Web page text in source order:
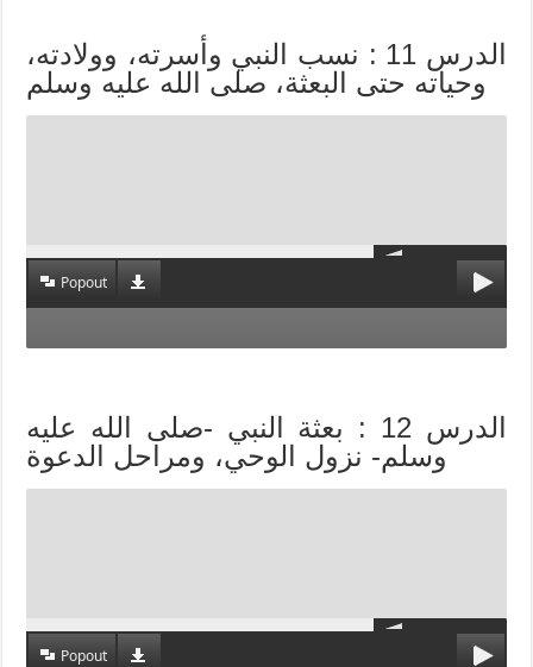
الدرس 11 : نسب النبي وأسرته، وولادته،
وحياته حتى البعثة، صلى الله عليه وسلم
Popout
الدرس 12 : بعثة النبي -صلى الله عليه
وسلم- نزول الوحي، ومراحل الدعوة
Popout